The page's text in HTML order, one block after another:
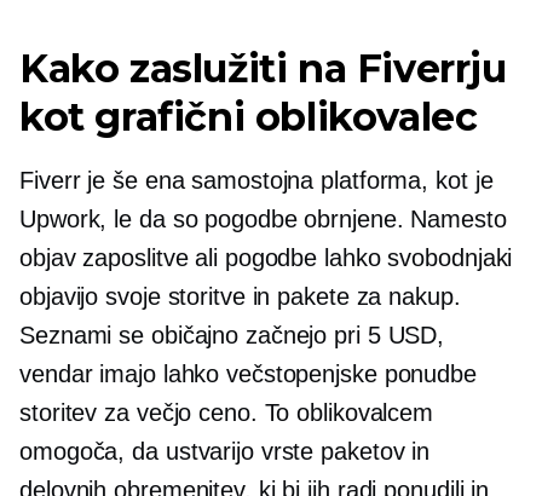
Kako zaslužiti na Fiverrju
kot grafični oblikovalec
Fiverr je še ena samostojna platforma, kot je
Upwork, le da so pogodbe obrnjene. Namesto
objav zaposlitve ali pogodbe lahko svobodnjaki
objavijo svoje storitve in pakete za nakup.
Seznami se običajno začnejo pri 5 USD,
vendar imajo lahko večstopenjske ponudbe
storitev za večjo ceno. To oblikovalcem
omogoča, da ustvarijo vrste paketov in
delovnih obremenitev, ki bi jih radi ponudili in